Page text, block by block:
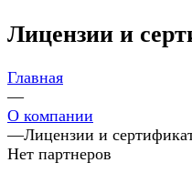
Лицензии и
Главная
—
О компании
—Лицензии и
Нет партнеров